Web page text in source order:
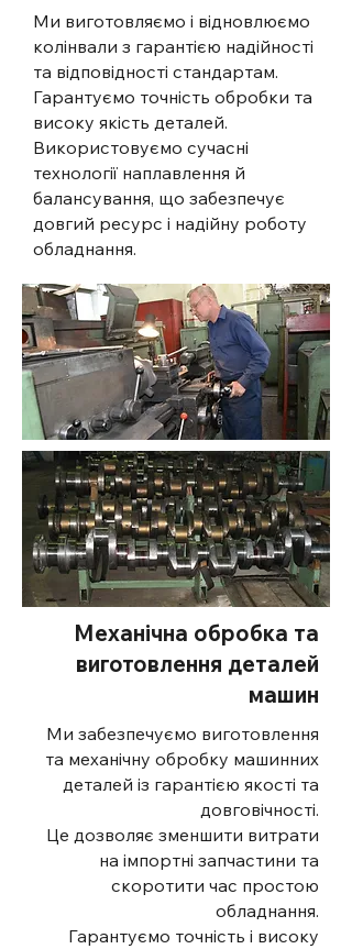
Ми виготовляємо і відновлюємо
колінвали з гарантією надійності
та відповідності стандартам.
Гарантуємо точність обробки та
високу якість деталей.
Використовуємо сучасні
технології наплавлення й
балансування, що забезпечує
довгий ресурс і надійну роботу
обладнання.
Механічна обробка та
виготовлення деталей
машин
Ми забезпечуємо виготовлення
та механічну обробку машинних
деталей із гарантією якості та
довговічності.
Це дозволяє зменшити витрати
на імпортні запчастини та
скоротити час простою
обладнання.
Гарантуємо точність і високу